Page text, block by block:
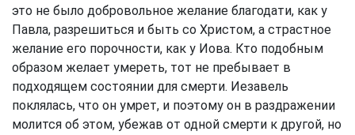
это не было добровольное желание благодати, как у
Павла, разрешиться и быть со Христом, а страстное
желание его порочности, как у Иова. Кто подобным
образом желает умереть, тот не пребывает в
подходящем состоянии для смерти. Иезавель
поклялась, что он умрет, и поэтому он в раздражении
молится об этом, убежав от одной смерти к другой, но